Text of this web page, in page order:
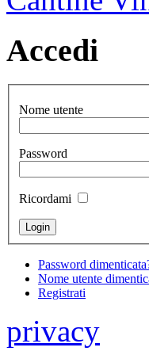
Accedi
Nome utente
Password
Ricordami
Password
Nome utente
Registrati
privacy